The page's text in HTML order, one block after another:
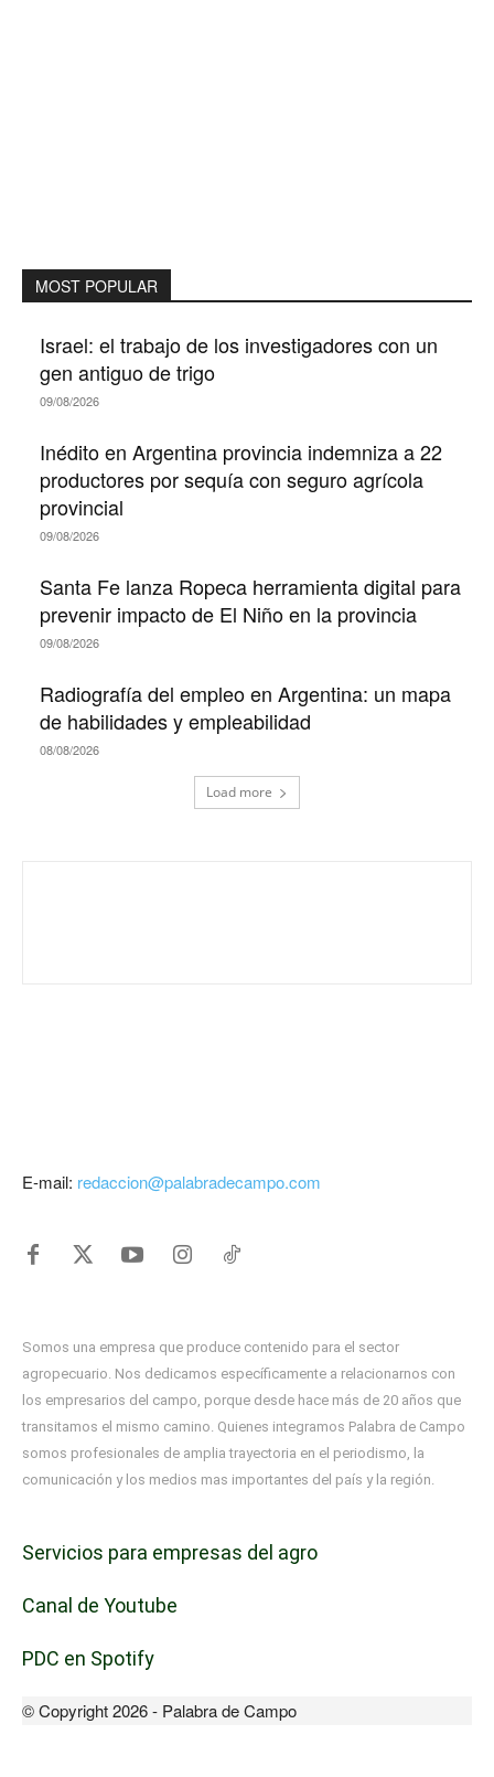
MOST POPULAR
Israel: el trabajo de los investigadores con un
gen antiguo de trigo
09/08/2026
Inédito en Argentina provincia indemniza a 22
productores por sequía con seguro agrícola
provincial
09/08/2026
Santa Fe lanza Ropeca herramienta digital para
prevenir impacto de El Niño en la provincia
09/08/2026
Radiografía del empleo en Argentina: un mapa
de habilidades y empleabilidad
08/08/2026
Load more
E-mail: redaccion@palabradecampo.com
Somos una empresa que produce contenido para el sector
agropecuario. Nos dedicamos específicamente a relacionarnos con
los empresarios del campo, porque desde hace más de 20 años que
transitamos el mismo camino. Quienes integramos Palabra de Campo
somos profesionales de amplia trayectoria en el periodismo, la
comunicación y los medios mas importantes del país y la región.
Servicios para empresas del agro
Canal de Youtube
PDC en Spotify
© Copyright 2026 - Palabra de Campo